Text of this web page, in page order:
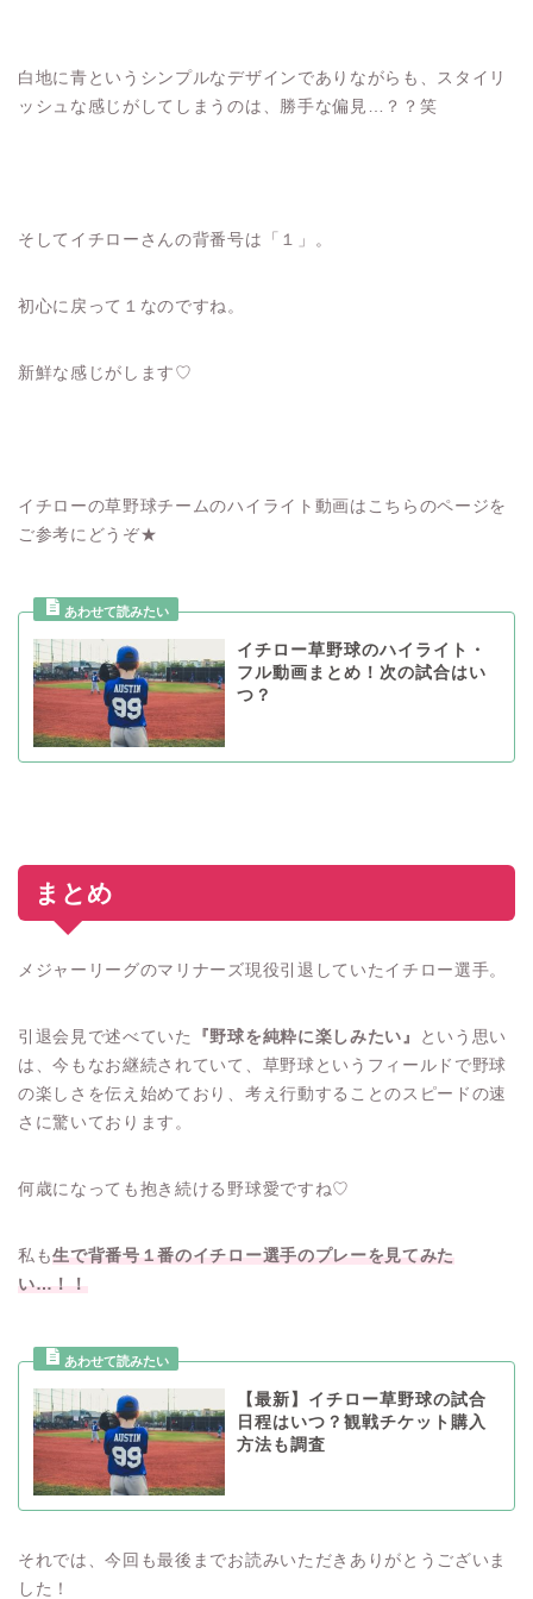
白地に青というシンプルなデザインでありながらも、スタイリ
ッシュな感じがしてしまうのは、勝手な偏見…？？笑
そしてイチローさんの背番号は「１」。
初心に戻って１なのですね。
新鮮な感じがします♡
イチローの草野球チームのハイライト動画はこちらのページを
ご参考にどうぞ★
イチロー草野球のハイライト・
フル動画まとめ！次の試合はい
つ？
まとめ
メジャーリーグのマリナーズ現役引退していたイチロー選手。
引退会見で述べていた 『野球を純粋に楽しみたい』
という思い
は、今もなお継続されていて、草野球というフィールドで野球
の楽しさを伝え始めており、考え行動することのスピードの速
さに驚いております。
何歳になっても抱き続ける野球愛ですね♡
私も生で背番号１番のイチロー選手のプレーを見てみた
い…！！
【最新】イチロー草野球の試合
日程はいつ？観戦チケット購入
方法も調査
それでは、今回も最後までお読みいただきありがとうございま
した！